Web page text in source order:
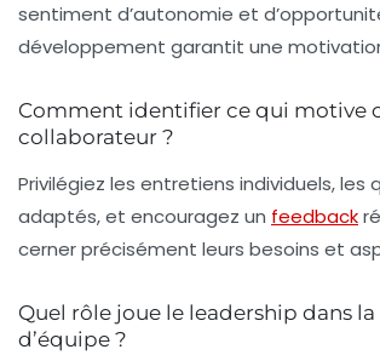
sentiment d’autonomie et
développement garantit une
Comment identifier ce qui motive
collaborateur ?
Privilégiez les entretiens individuels, les
adaptés, et encouragez un feedback
cerner précisément leurs besoins et
Quel rôle joue le leadership dans
d’équipe ?